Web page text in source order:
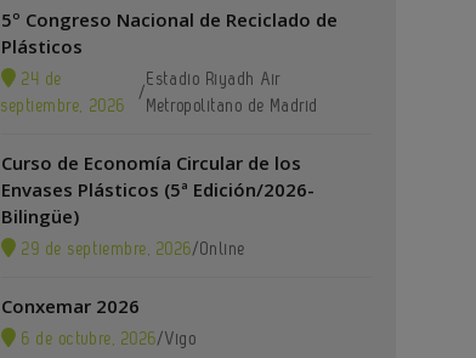
5º Congreso Nacional de Reciclado de
Plásticos
24 de
septiembre, 2026
/
Estadio Riyadh Air
Metropolitano de Madrid
Curso de Economía Circular de los
Envases Plásticos (5ª Edición/2026-
Bilingüe)
29 de septiembre, 2026/Online
Conxemar 2026
6 de octubre, 2026/Vigo